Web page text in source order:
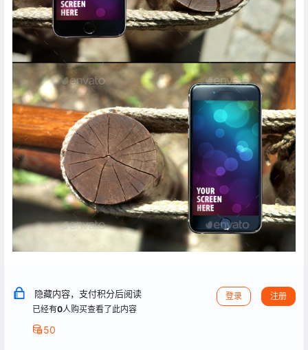
隐藏内容，支付积分后阅读
已经有0人购买查看了此内容
50
登录 注册